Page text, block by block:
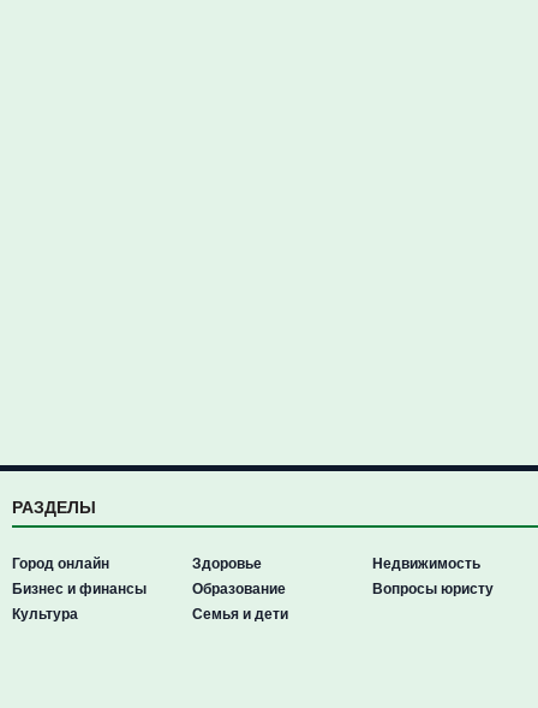
РАЗДЕЛЫ
Город онлайн
Бизнес и финансы
Культура
Здоровье
Образование
Семья и дети
Недвижимость
Вопросы юристу